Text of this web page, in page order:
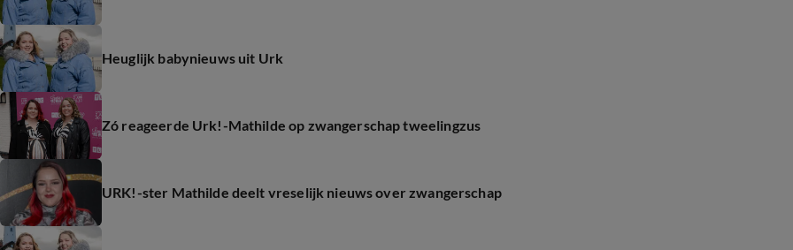
Heuglijk babynieuws uit Urk
Zó reageerde Urk!-Mathilde op zwangerschap tweelingzus
URK!-ster Mathilde deelt vreselijk nieuws over zwangerschap